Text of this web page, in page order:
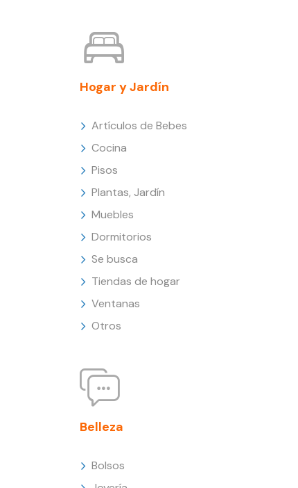
Hogar y Jardín
Artículos de Bebes
Cocina
Pisos
Plantas, Jardín
Muebles
Dormitorios
Se busca
Tiendas de hogar
Ventanas
Otros
Belleza
Bolsos